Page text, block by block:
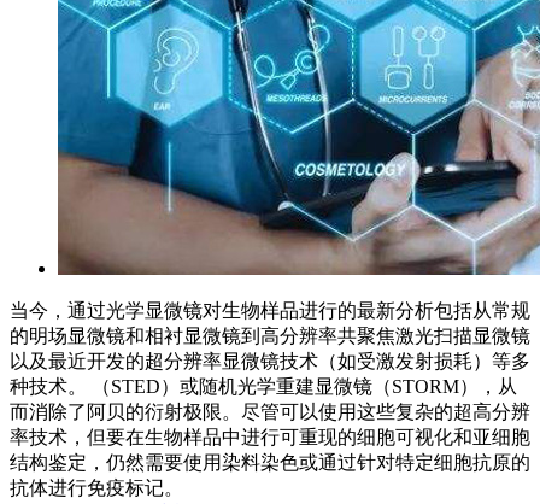
当今，通过光学显微镜对生物样品进行的最新分析包括从常规
的明场显微镜和相衬显微镜到高分辨率共聚焦激光扫描显微镜
以及最近开发的超分辨率显微镜技术（如受激发射损耗）等多
种技术。 （STED）或随机光学重建显微镜（STORM），从
而消除了阿贝的衍射极限。尽管可以使用这些复杂的超高分辨
率技术，但要在生物样品中进行可重现的细胞可视化和亚细胞
结构鉴定，仍然需要使用染料染色或通过针对特定细胞抗原的
抗体进行免疫标记。